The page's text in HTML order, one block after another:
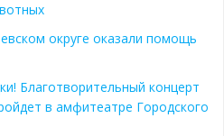
округе оказали помощь
Благотворительный концерт
в амфитеатре Городского